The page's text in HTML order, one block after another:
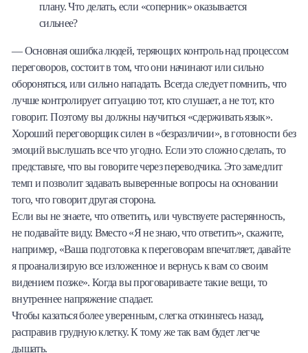
плану. Что делать, если «соперник» оказывается
сильнее?
— Основная ошибка людей, теряющих контроль над процессом
переговоров, состоит в том, что они начинают или сильно
обороняться, или сильно нападать. Всегда следует помнить, что
лучше контролирует ситуацию тот, кто слушает, а не тот, кто
говорит. Поэтому вы должны научиться «сдерживать язык».
Хороший переговорщик силен в «безразличии», в готовности без
эмоций выслушать все что угодно. Если это сложно сделать, то
представьте, что вы говорите через переводчика. Это замедлит
темп и позволит задавать выверенные вопросы на основании
того, что говорит другая сторона.
Если вы не знаете, что ответить, или чувствуете растерянность,
не подавайте виду. Вместо «Я не знаю, что ответить», скажите,
например, «Ваша подготовка к переговорам впечатляет, давайте
я проанализирую все изложенное и вернусь к вам со своим
видением позже». Когда вы проговариваете такие вещи, то
внутреннее напряжение спадает.
Чтобы казаться более уверенным, слегка откиньтесь назад,
расправив грудную клетку. К тому же так вам будет легче
дышать.